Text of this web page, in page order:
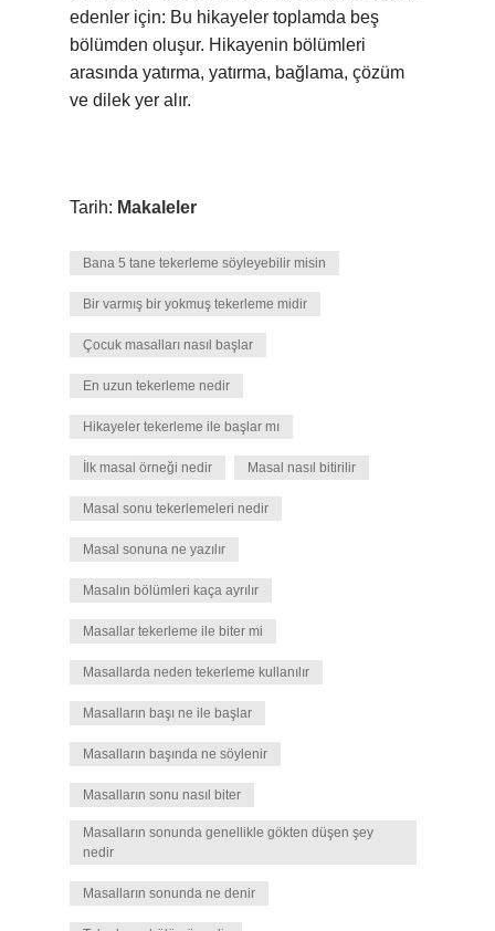
edenler için: Bu hikayeler toplamda beş
bölümden oluşur. Hikayenin bölümleri
arasında yatırma, yatırma, bağlama, çözüm
ve dilek yer alır.
Tarih: Makaleler
Bana 5 tane tekerleme söyleyebilir misin
Bir varmış bir yokmuş tekerleme midir
Çocuk masalları nasıl başlar
En uzun tekerleme nedir
Hikayeler tekerleme ile başlar mı
İlk masal örneği nedir Masal nasıl bitirilir
Masal sonu tekerlemeleri nedir
Masal sonuna ne yazılır
Masalın bölümleri kaça ayrılır
Masallar tekerleme ile biter mi
Masallarda neden tekerleme kullanılır
Masalların başı ne ile başlar
Masalların başında ne söylenir
Masalların sonu nasıl biter
Masalların sonunda genellikle gökten düşen şey
nedir
Masalların sonunda ne denir